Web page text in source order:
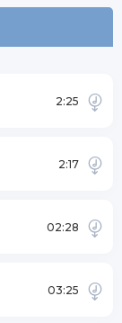
2:25
2:17
02:28
03:25